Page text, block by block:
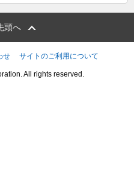
頭へ
せ サイトのご利用について
All rights reserved.